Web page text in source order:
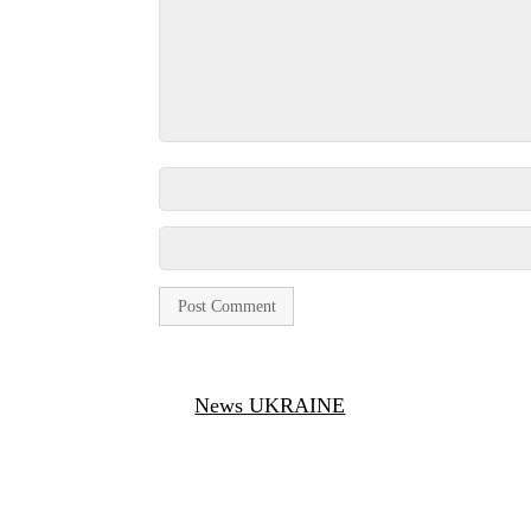
News UKRAINE